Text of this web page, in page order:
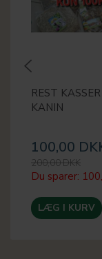
REST
KANIN
100,00
200,00 DKK
Du sparer:
LÆG I KURV